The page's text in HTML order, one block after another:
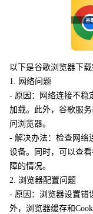
以下是谷歌浏览器下
1. 网络问题
- 原因：网络连接不稳
加载。此外，谷歌服
问浏览器。
- 解决办法：检查网络
设备。同时，可以查
障的情况。
2. 浏览器配置问题
- 原因：浏览器设置错
外，浏览器缓存和